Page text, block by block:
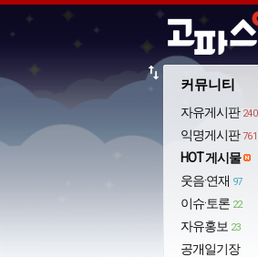
커뮤니티
자유게시판 240
익명게시판 761
HOT 게시물
웃음·연재 97
이슈·토론 22
자유홍보 23
공개일기장
import_export